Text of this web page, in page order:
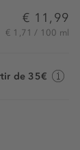
€ 11,99
€ 1,71 / 100 ml
de 35€